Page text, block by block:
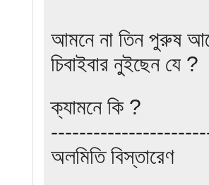
আমনে না তিন পুরুষ
চিবাইবার নুইছেন যে ?
ক্যামনে কি ?
অলমিতি বিস্তারেণ